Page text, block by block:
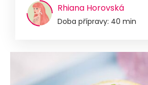
Rhiana Horovská
Doba přípravy: 40 min